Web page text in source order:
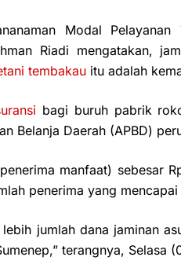
Modal
Riadi mengatakan,
tembakau itu adalah
bagi buruh pabrik
Belanja Daerah (APBD)
manfaat) sebesar
penerima yang
lebih jumlah dana jaminan
terangnya, Selasa